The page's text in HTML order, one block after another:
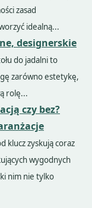
zasad
idealną...
designerskie
do jadalni to
zarówno estetykę,
rolę...
czy bez?
klucz zyskują coraz
wygodnych
nim nie tylko